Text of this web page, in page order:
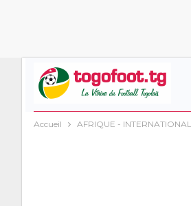
Accueil AFRIQUE - INTERNATIONAL